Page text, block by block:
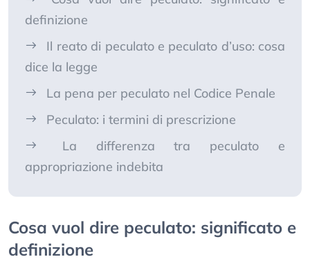
definizione
Il reato di peculato e peculato d’uso: cosa
dice la legge
La pena per peculato nel Codice Penale
Peculato: i termini di prescrizione
La differenza tra peculato e
appropriazione indebita
Cosa vuol dire peculato: significato e
definizione